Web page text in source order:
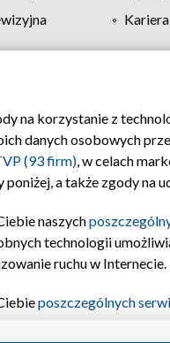
Polityka prywatności
na korzystanie z
danych osobowych
(93 firm), w celach
a także zgody na
naszych
technologii
ruchu w Internecie.
poszczególnych